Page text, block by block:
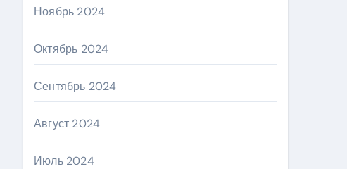
Ноябрь 2024
Октябрь 2024
Сентябрь 2024
Август 2024
Июль 2024